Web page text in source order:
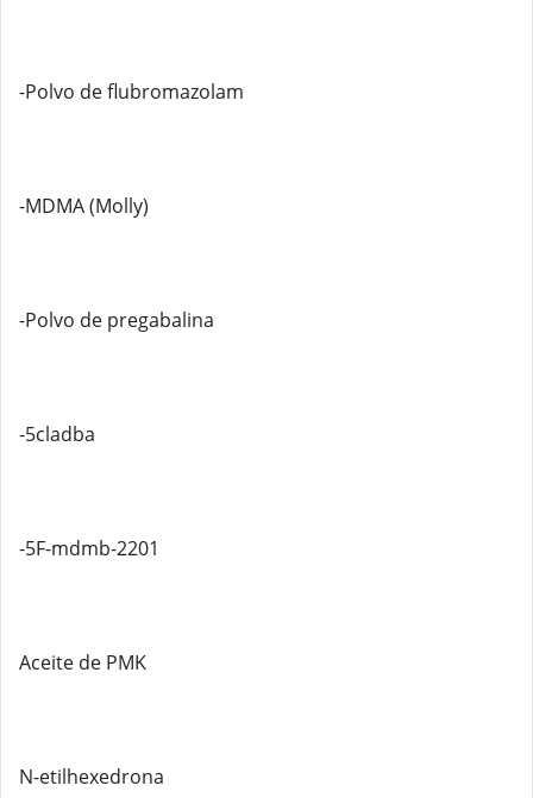
-Polvo de flubromazolam
-MDMA (Molly)
-Polvo de pregabalina
-5cladba
-5F-mdmb-2201
Aceite de PMK
N-etilhexedrona